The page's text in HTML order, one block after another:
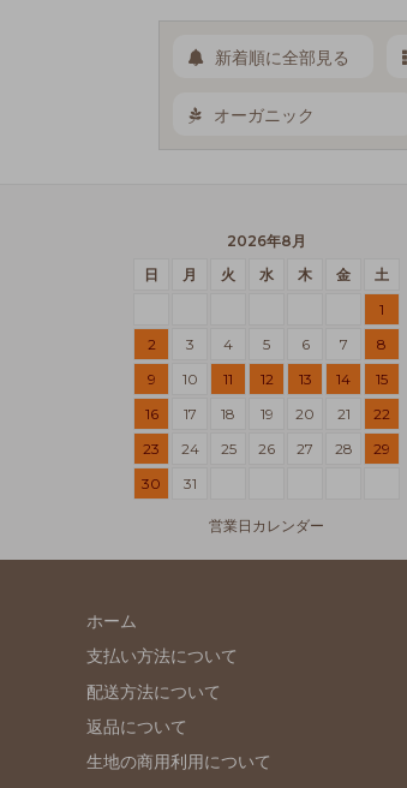
新着順に全部見る
オーガニック
2026年8月
日
月 火 水 木 金
土
1
2
3 4 5 6 7
8
9
10 11 12 13 14
15
16
17 18 19 20 21
22
23
24 25 26 27 28
29
30
31
営業日カレンダー
ホーム
支払い方法について
配送方法について
返品について
生地の商用利用について